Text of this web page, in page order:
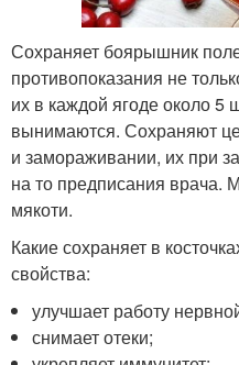
Сохраняет боярышник
противопоказания не
их в каждой ягоде около 5
вынимаются. Сохраняют
и замораживании, их при
на то предписания врача.
мякоти.
Какие сохраняет в
свойства:
улучшает работу
снимает отеки;